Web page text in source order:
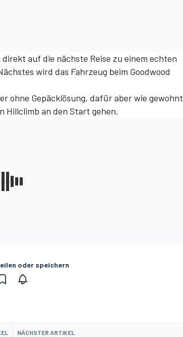
auf die nächste Reise zu einem echten
wird das Fahrzeug beim Goodwood
ohne Gepäcklösung, dafür aber wie gewohnt
Hillclimb an den Start gehen.
oder speichern
NÄCHSTER ARTIKEL